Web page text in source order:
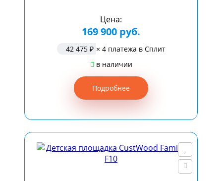
Цена:
169 900 руб.
42 475 ₽ × 4 платежа в Сплит
в наличии
Подробнее